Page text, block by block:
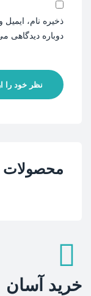
ذخیره نام،
دوباره دیدگاهی
نظر خود را
محصولات
خرید آسان